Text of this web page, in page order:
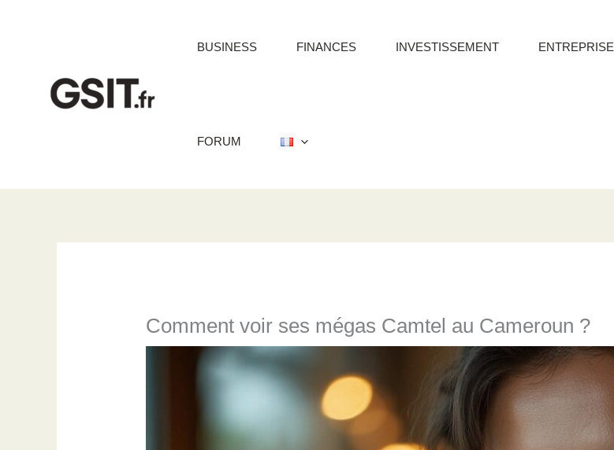
BUSINESS FINANCES INVESTISSEMENT ENTREPRISE
FORUM
Comment voir ses mégas Camtel au Cameroun ?